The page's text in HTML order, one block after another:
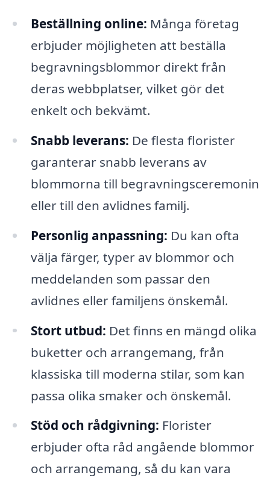
Beställning online: Många företag
erbjuder möjligheten att beställa
begravningsblommor direkt från
deras webbplatser, vilket gör det
enkelt och bekvämt.
Snabb leverans: De flesta florister
garanterar snabb leverans av
blommorna till begravningsceremonin
eller till den avlidnes familj.
Personlig anpassning: Du kan ofta
välja färger, typer av blommor och
meddelanden som passar den
avlidnes eller familjens önskemål.
Stort utbud: Det finns en mängd olika
buketter och arrangemang, från
klassiska till moderna stilar, som kan
passa olika smaker och önskemål.
Stöd och rådgivning: Florister
erbjuder ofta råd angående blommor
och arrangemang, så du kan vara